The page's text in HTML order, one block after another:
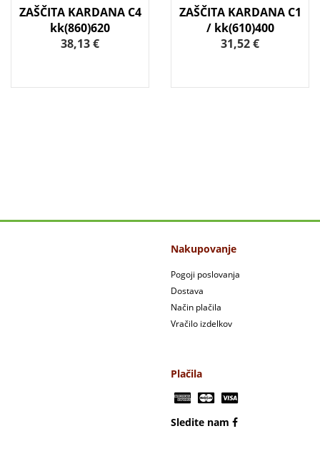
ZAŠČITA KARDANA C4
kk(860)620
38,13 €
ZAŠČITA KARDANA C1
/ kk(610)400
31,52 €
Nakupovanje
Pogoji poslovanja
Dostava
Način plačila
Vračilo izdelkov
Plačila
Sledite nam